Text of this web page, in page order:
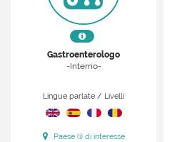
Gastroenterologo
-Interno-
Lingue parlate / Livelli
Paese (i) di interesse